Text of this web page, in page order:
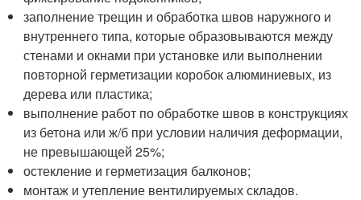
заполнение трещин и обработка швов наружного и
внутреннего типа, которые образовываются между
стенами и окнами при установке или выполнении
повторной герметизации коробок алюминиевых, из
дерева или пластика;
выполнение работ по обработке швов в конструкциях
из бетона или ж/б при условии наличия деформации,
не превышающей 25%;
остекление и герметизация балконов;
монтаж и утепление вентилируемых складов.